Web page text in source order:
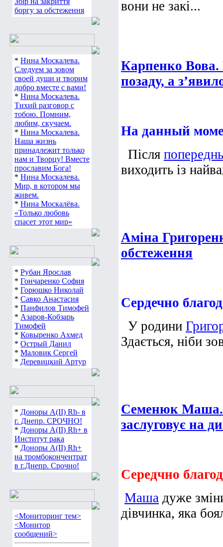
боргу за обстеження
* Нина Москалева.
Следуем за зовом
своей души и творим
добро вместе с вами!
* Нина Москалева.
Тихий разговор с
тобою. Помним,
любим, скучаем.
* Нина Москалева.
Наша жизнь
принадлежит только
нам и Творцу! Вместе
прославим Бога!
* Нина Москалева.
Мир, в котором мы
живем.
* Нина Москалёва.
«Только любовь
спасет этот мир»
* Рубан Ярослав
* Гончаренко София
* Горюшко Николай
* Савко Анастасия
* Панфилов Тимофей
* Азаров-Кобзарь
Тимофей
* Ковыренко Ахмед
* Острый Данил
* Маловик Сергей
* Деревицкий Артур
* Доноры А(ІІ) Rh- в
г. Днепр. СРОЧНО!
* Доноры А(ІІ) Rh+ в
Институт рака
* Доноры А(ІІ) Rh+
на тромбокончентрат
в г.Днепр. Срочно!
<Мониторинг тем>
<Монитор
сообщений>
вони не закі...
Карпенко Вова.
позаду, а
На данный
Після
виходить із
Аміна
обстеження
Сердечно
У родини
Здається, ніби
Семенюк Маша.
заслуговує на
Середчно
Маша дуже
дівчинка, яка